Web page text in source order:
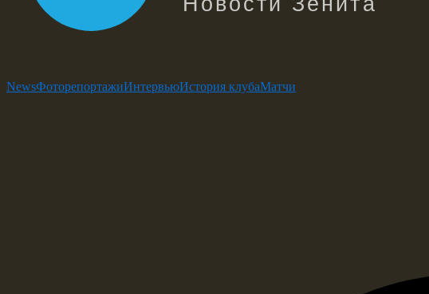
NewsФоторепортажиИнтервьюИстория клубаМатчи